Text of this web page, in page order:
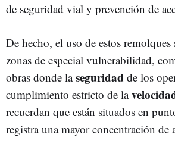
de seguridad vial y prevención de
De hecho, el uso de estos remolques
zonas de especial vulnerabilidad,
obras donde laseguridad de los
cumplimiento estricto de la
recuerdan que están situados en
registra una mayor concentración de